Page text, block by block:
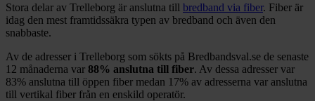
Stora delar av Trelleborg är anslutna till bredband via fiber. Fiber är
idag den mest framtidssäkra typen av bredband och även den
snabbaste.
Av de adresser i Trelleborg som sökts på Bredbandsval.se de senaste
12 månaderna var 88% anslutna till fiber. Av dessa adresser var
83% anslutna till öppen fiber medan 17% av adresserna var anslutna
till vertikal fiber från en enskild operatör.